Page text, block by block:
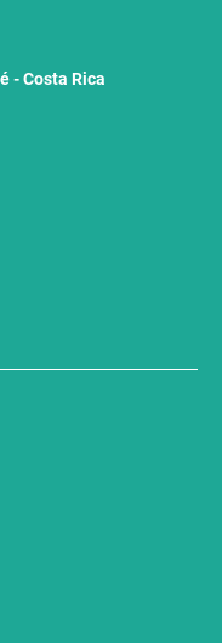
- Costa Rica